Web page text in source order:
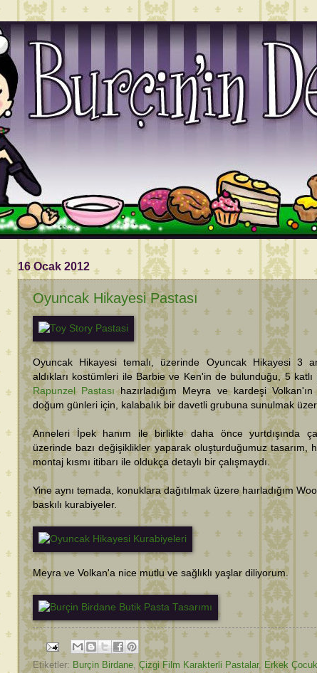
16 Ocak 2012
Oyuncak Hikayesi Pastası
Oyuncak Hikayesi temalı, üzerinde Oyuncak Hikayesi 3
aldıkları kostümleri ile Barbie ve Ken'in de bulunduğu, 5 katlı
Rapunzel Pastası hazırladığım Meyra ve kardeşi
doğum günleri için, kalabalık bir davetli grubuna sunulmak
Anneleri İpek hanım ile birlikte daha önce yurtdışında
üzerinde bazı değişiklikler yaparak oluşturduğumuz tasarım,
montaj kısmı itibarı ile oldukça detaylı bir çalışmaydı.
Yine aynı temada, konuklara dağıtılmak üzere haırladığım
baskılı kurabiyeler.
Meyra ve Volkan'a nice mutlu ve sağlıklı yaşlar diliyorum.
Etiketler: Burçin Birdane, Çizgi Film Karakterli Pastalar, Erkek